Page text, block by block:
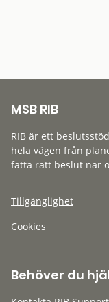
MSB RIB
RIB är ett
hela vägen från
fatta rätt beslut när
Tillgänglighet
Cookies
Behöver du